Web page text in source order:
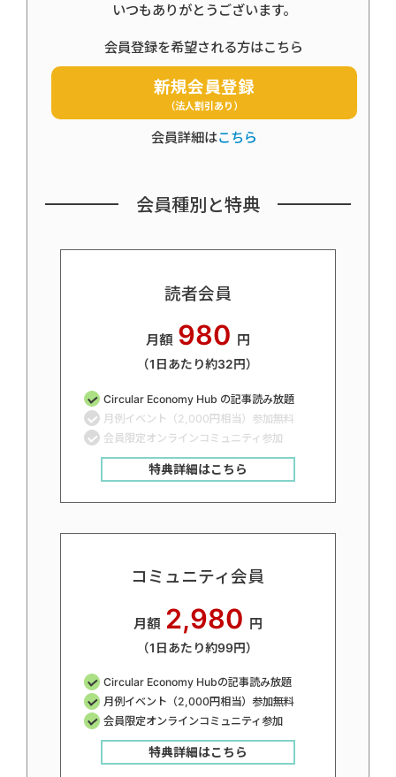
いつもありがとうございます。
会員登録を希望される方はこちら
新規会員登録
（法人割引あり）
会員詳細はこちら
会員種別と特典
読者会員
月額 980 円
（1日あたり約32円）
Circular Economy Hub の記事読み放題
月例イベント（2,000円相当）参加無料
会員限定オンラインコミュニティ参加
特典詳細はこちら
コミュニティ会員
月額 2,980 円
（1日あたり約99円）
Circular Economy Hubの記事読み放題
月例イベント（2,000円相当）参加無料
会員限定オンラインコミュニティ参加
特典詳細はこちら